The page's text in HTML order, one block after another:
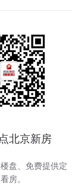
北京新房
盘、免费提供定
房。